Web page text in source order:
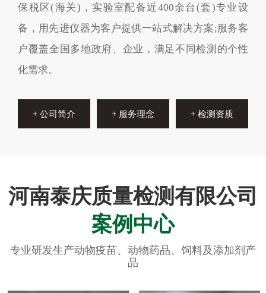
保税区(海关)，实验室配备近400余台(套)专业设
备，用先进仪器为客户提供一站式解决方案;服务客
户覆盖全国多地政府、企业，满足不同检测的个性
化需求。
+ 公司简介 + 服务理念 + 检测资质
河南泰庆质量检测有限公司
案例中心
专业研发生产动物疫苗、动物药品、饲料及添加剂产
品